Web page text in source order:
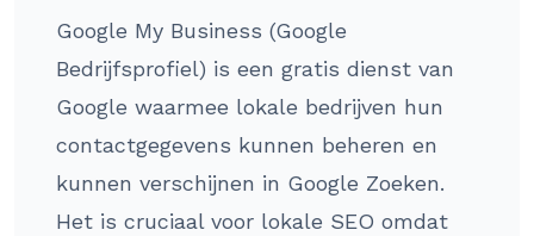
Google My Business (Google
Bedrijfsprofiel) is een gratis dienst van
Google waarmee lokale bedrijven hun
contactgegevens kunnen beheren en
kunnen verschijnen in Google Zoeken.
Het is cruciaal voor lokale SEO omdat